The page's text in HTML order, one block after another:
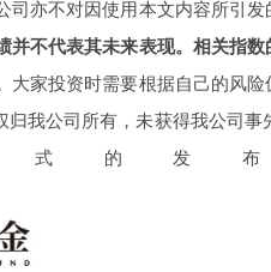
司亦不对因使用本文内容所引
并不代表其未来表现。相关指
大家投资时需要根据自己的风
归我公司所有，未获得我公司
式的发